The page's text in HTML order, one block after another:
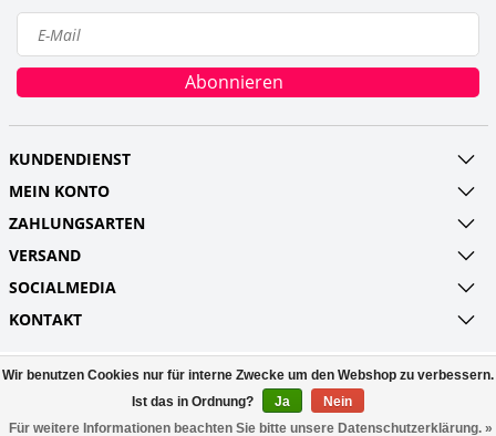
Abonnieren
KUNDENDIENST
MEIN KONTO
ZAHLUNGSARTEN
VERSAND
SOCIALMEDIA
KONTAKT
© Copyright 2026 Railroads and more UG
(haftungsbeschränkt) Powered byLightspeed
All rights reserved byInStijl Media
Wir benutzen Cookies nur für interne Zwecke um den Webshop zu verbessern.
Ist das in Ordnung?
Ja
Nein
Für weitere Informationen beachten Sie bitte unsere Datenschutzerklärung. »